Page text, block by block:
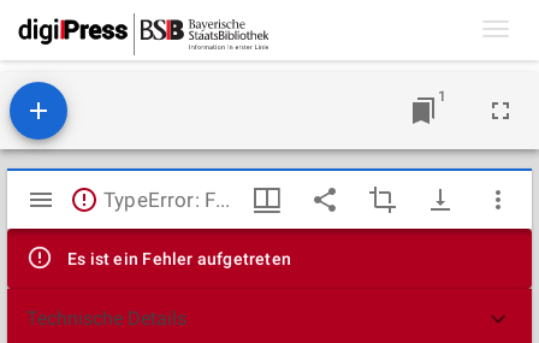
1
Mirador
Viewer
TypeError: Failed to fetch
Es ist ein Fehler aufgetreten
Technische Details